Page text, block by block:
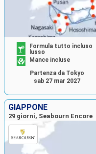
Formula tutto incluso
lusso
Mance incluse
Partenza da Tokyo
sab 27 mar 2027
GIAPPONE
29 giorni, Seabourn Encore